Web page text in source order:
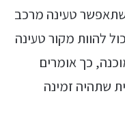
טעינה מרכב
להוות מקור טעינה
כך אומרים
שתהיה זמינה